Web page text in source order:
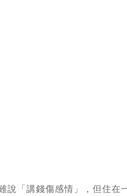
說「講錢傷感情」，但住在